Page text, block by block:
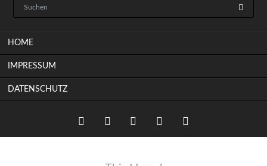
HOME
IMPRESSUM
DATENSCHUTZ
LinkedIn InstagramFacebook